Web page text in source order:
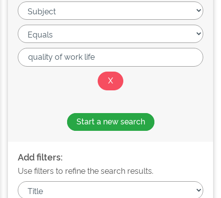
Start a new search
Add filters:
Use filters to refine the search results.